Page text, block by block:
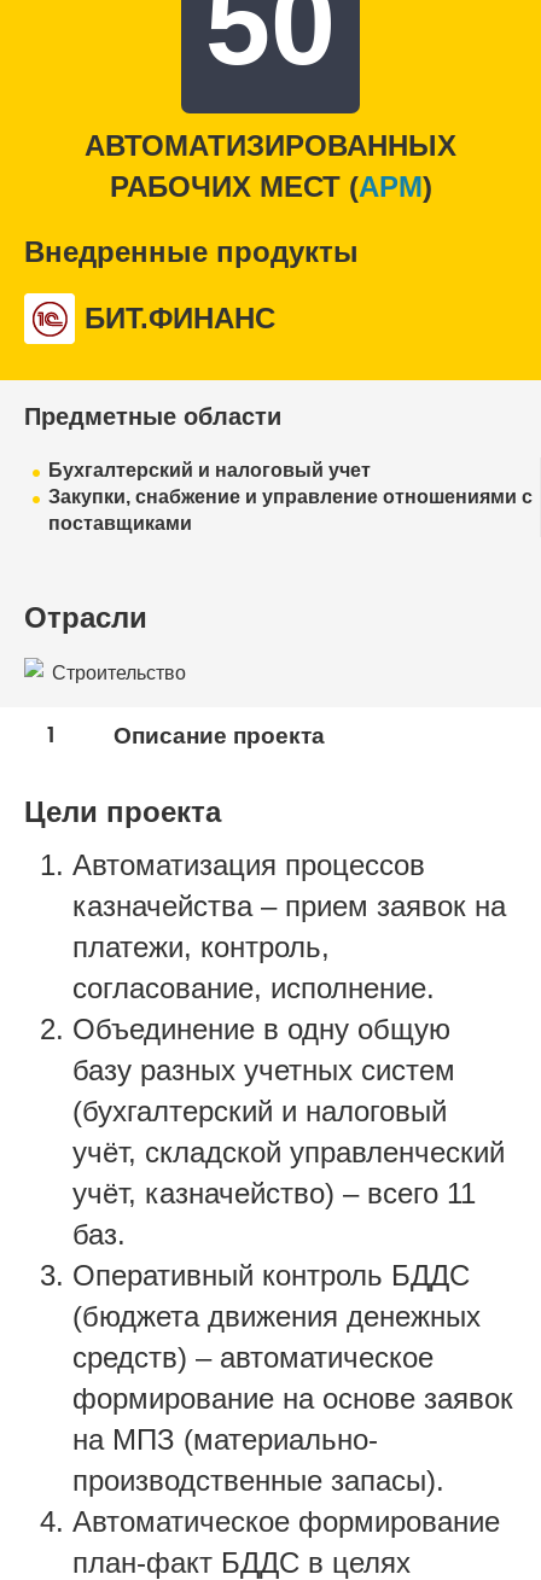
АВТОМАТИЗИРОВАННЫХ
РАБОЧИХ МЕСТ (APM)
Внедренные продукты
БИТ.ФИНАНС
Предметные области
Бухгалтерский и налоговый учет
Закупки, снабжение и управление отношениями с
поставщиками
Отрасли
Строительство
1 Описание проекта
Цели проекта
Автоматизация процессов
казначейства – прием заявок на
платежи, контроль,
согласование, исполнение.
Объединение в одну общую
базу разных учетных систем
(бухгалтерский и налоговый
учёт, складской управленческий
учёт, казначейство) – всего 11
баз.
Оперативный контроль БДДС
(бюджета движения денежных
средств) – автоматическое
формирование на основе заявок
на МПЗ (материально-
производственные запасы).
Автоматическое формирование
план-факт БДДС в целях